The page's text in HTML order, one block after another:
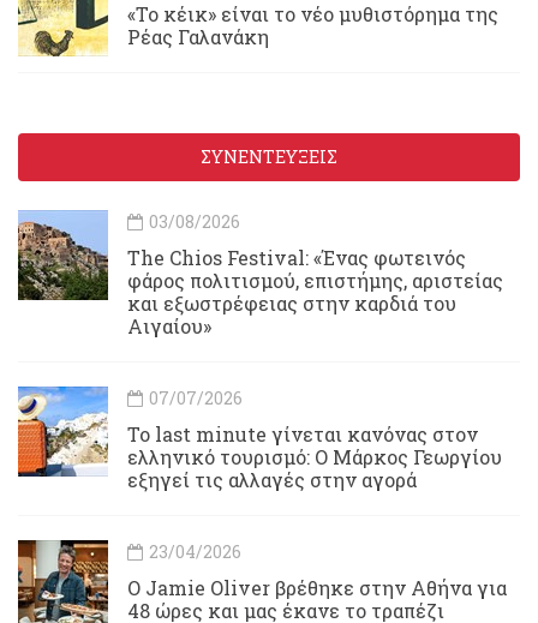
«Το κέικ» είναι το νέο μυθιστόρημα της
Ρέας Γαλανάκη
ΣΥΝΕΝΤΕΥΞΕΙΣ
03/08/2026
Τhe Chios Festival: «Ένας φωτεινός
φάρος πολιτισμού, επιστήμης, αριστείας
και εξωστρέφειας στην καρδιά του
Αιγαίου»
07/07/2026
Το last minute γίνεται κανόνας στον
ελληνικό τουρισμό: Ο Μάρκος Γεωργίου
εξηγεί τις αλλαγές στην αγορά
23/04/2026
Ο Jamie Oliver βρέθηκε στην Αθήνα για
48 ώρες και μας έκανε το τραπέζι